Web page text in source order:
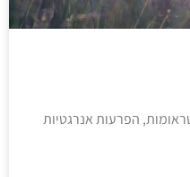
הפרעות אנרגטיות